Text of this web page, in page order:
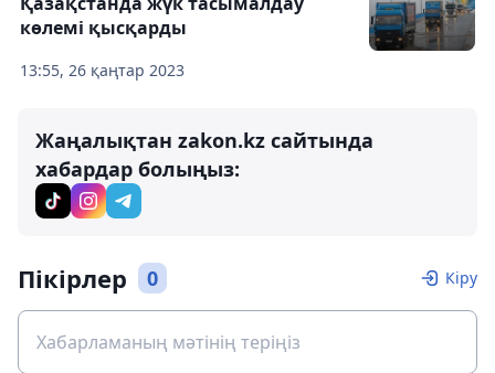
13:55, 26 қаңтар 2023
көлемі қысқарды
Жаңалықтан zakon.kz сайтында
хабардар болыңыз:
Пікірлер 0 Кіру